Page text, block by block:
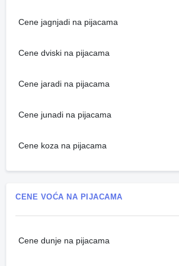
Cene jagnjadi na pijacama
Cene dviski na pijacama
Cene jaradi na pijacama
Cene junadi na pijacama
Cene koza na pijacama
CENE VOĆA NA PIJACAMA
Cene dunje na pijacama